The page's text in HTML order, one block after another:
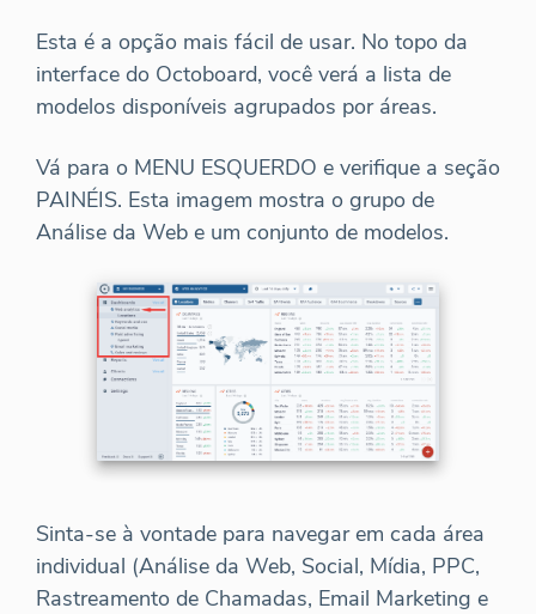
Esta é a opção mais fácil de usar. No topo da
interface do Octoboard, você verá a lista de
modelos disponíveis agrupados por áreas.
Vá para o MENU ESQUERDO e verifique a seção
PAINÉIS. Esta imagem mostra o grupo de
Análise da Web e um conjunto de modelos.
Sinta-se à vontade para navegar em cada área
individual (Análise da Web, Social, Mídia, PPC,
Rastreamento de Chamadas, Email Marketing e